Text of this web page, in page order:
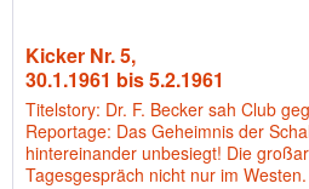
Kicker Nr. 5,
30.1.1961 bis 5.2.1961
Titelstory: Dr. F. Becker sah Club
Reportage: Das Geheimnis der
hintereinander unbesiegt! Die
Tagesgespräch nicht nur im